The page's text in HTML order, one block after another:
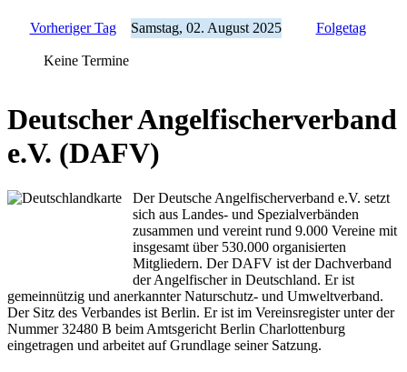
Vorheriger Tag Samstag, 02. August 2025 Folgetag
Keine Termine
Deutscher Angelfischerverband
e.V. (DAFV)
Der Deutsche Angelfischerverband e.V. setzt
sich aus Landes- und Spezialverbänden
zusammen und vereint rund 9.000 Vereine mit
insgesamt über 530.000 organisierten
Mitgliedern. Der DAFV ist der Dachverband
der Angelfischer in Deutschland. Er ist
gemeinnützig und anerkannter Naturschutz- und Umweltverband.
Der Sitz des Verbandes ist Berlin. Er ist im Vereinsregister unter der
Nummer 32480 B beim Amtsgericht Berlin Charlottenburg
eingetragen und arbeitet auf Grundlage seiner Satzung.